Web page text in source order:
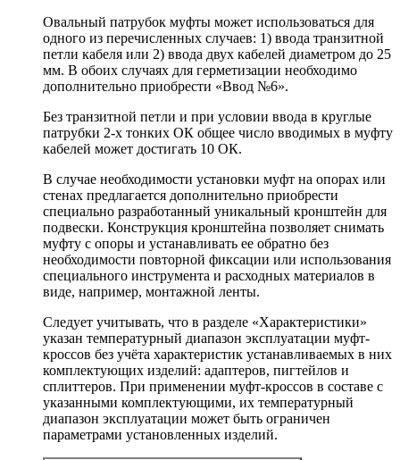
Овальный патрубок муфты может использоваться для
одного из перечисленных случаев: 1) ввода транзитной
петли кабеля или 2) ввода двух кабелей диаметром до 25
мм. В обоих случаях для герметизации необходимо
дополнительно приобрести «Ввод №6».
Без транзитной петли и при условии ввода в круглые
патрубки 2-х тонких ОК общее число вводимых в муфту
кабелей может достигать 10 ОК.
В случае необходимости установки муфт на опорах или
стенах предлагается дополнительно приобрести
специально разработанный уникальный кронштейн для
подвески. Конструкция кронштейна позволяет снимать
муфту с опоры и устанавливать ее обратно без
необходимости повторной фиксации или использования
специального инструмента и расходных материалов в
виде, например, монтажной ленты.
Следует учитывать, что в разделе «Характеристики»
указан температурный диапазон эксплуатации муфт-
кроссов без учёта характеристик устанавливаемых в них
комплектующих изделий: адаптеров, пигтейлов и
сплиттеров. При применении муфт-кроссов в составе с
указанными комплектующими, их температурный
диапазон эксплуатации может быть ограничен
параметрами установленных изделий.